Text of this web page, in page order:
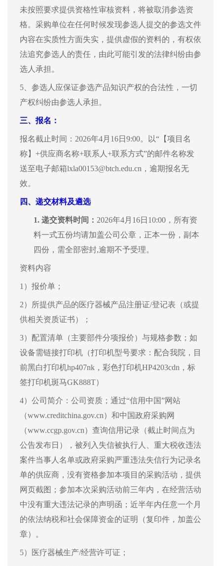
未按照要求提供资格性审核资料，将被取消参选资
格。采购单位在任何时候发现参选人提交的参选文件
内容在实质性方面失实，提供虚假的资料的，有权依
法追究参选人的责任，由此可能引发的法律纠纷由参
选人承担。
5、参选人应保证参选产品知识产权的合法性，一切
产权纠纷由参选人承担。
三、 报名：
报名截止时间： 2026年4月16日9:00。以“【项目名
称】+供应商名称+联系人+联系方式”的邮件名称发
送至电子邮箱lxla00153@btch.edu.cn，逾期报名无
效。
四、 递交材料及遴选
1. 递交资料时间： 2026年4月 16日10:00 ， 所有资
料一式五份均请加盖公司公章，正本一份，副本
四份，需全部密封,逾期不予受理。
资料内容
1）报价单；
2）所提供产品的医疗器械产品注册证/登记表（或提
供相关资质证书）；
3）配置清单（主要部件分项报价）与规格参数；如
设备需链接打印机（打印机型号要求：配合我院，目
前黑白打印机hp407nk，彩色打印机HP4203cdn，标
签打印机斑马GK888T）
4）公司简介：公司资质；通过“信用中国”网站
（www.creditchina.gov.cn）和中国政府采购网
（www.ccgp.gov.cn）查询信用记录（截止时间点为
公告发布日），被列入失信被执行人、重大税收违法
案件当事人名单或政府采购严重违法失信行为记录名
单的供应商，没有资格参加本项目的采购活动，提供
网页截图；参加本次采购活动前三年内，在经营活动
中没有重大违法记录的声明函；近半年内任意一个月
的依法纳税和社会保障资金的证明（复印件，加盖公
章）。
5）医疗器械生产/经营许可证；